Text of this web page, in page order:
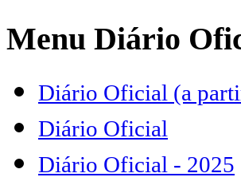
Menu Diário
Diário Oficial (a
Diário Oficial
Diário Oficial - 2025